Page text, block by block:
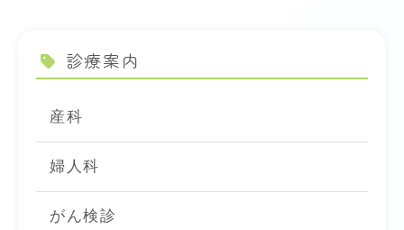
診療案内
産科
婦人科
がん検診